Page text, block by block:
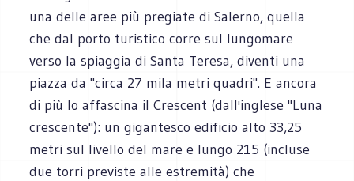
una delle aree più pregiate di Salerno, quella
che dal porto turistico corre sul lungomare
verso la spiaggia di Santa Teresa, diventi una
piazza da "circa 27 mila metri quadri". E ancora
di più lo affascina il Crescent (dall'inglese "Luna
crescente"): un gigantesco edificio alto 33,25
metri sul livello del mare e lungo 215 (incluse
due torri previste alle estremità) che